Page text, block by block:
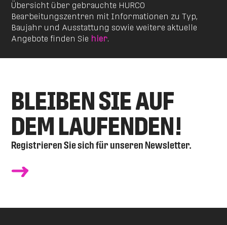
Übersicht über gebrauchte HURCO
Bearbeitungszentren mit Informationen zu Typ,
Baujahr und Ausstattung sowie weitere aktuelle
Angebote finden Sie hier.
BLEIBEN SIE AUF
DEM LAUFENDEN!
Registrieren Sie sich für unseren Newsletter.